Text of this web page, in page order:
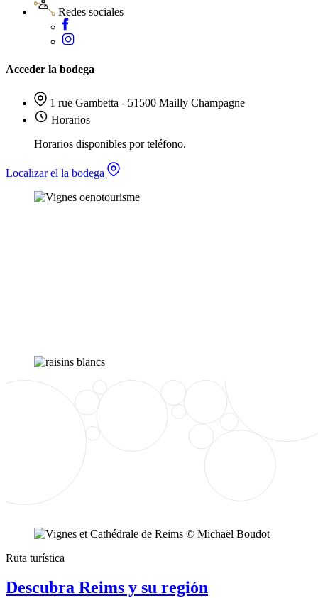
Redes sociales
Acceder la bodega
1 rue Gambetta - 51500 Mailly Champagne
Horarios
Horarios disponibles por teléfono.
Localizar el la bodega
Ruta turística
Descubra Reims y su región